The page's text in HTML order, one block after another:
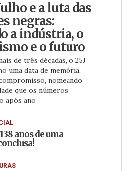
e a luta das
negras:
a indústria, o
e o futuro
de três décadas, o 25J
uma data de memória,
nomeando
que os números
após ano
anos de uma